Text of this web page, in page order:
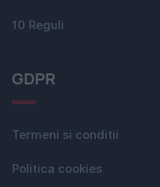
10 Reguli
GDPR
Termeni si conditii
Politica cookies